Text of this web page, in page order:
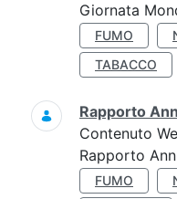
Giornata
FUMO
TABACCO
Rapporto
Contenuto
Rapporto
FUMO